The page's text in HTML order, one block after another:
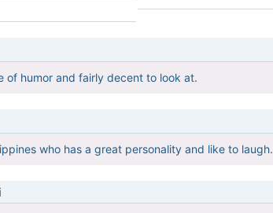
of humor and fairly decent to look at.
who has a great personality and like to laugh.